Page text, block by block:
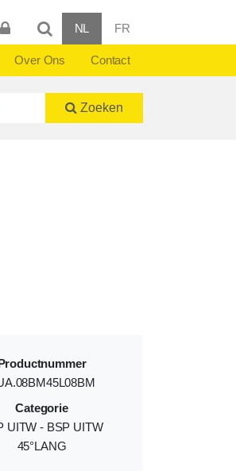
NL FR
Over Ons Contact
Zoeken
Categorie
UITW - BSP UITW
45°LANG